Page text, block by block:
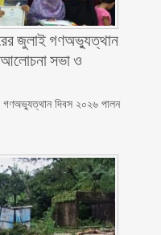
জুলাই গণঅভ্যুত্থান
সভা ও
গণঅভ্যুত্থান দিবস ২০২৬ পালন